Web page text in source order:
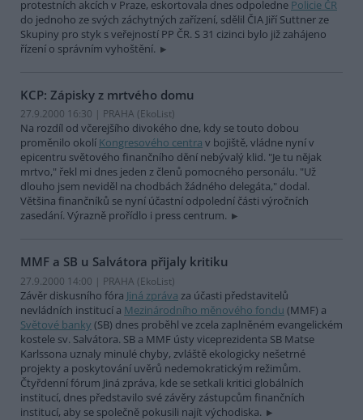
protestních akcích v Praze, eskortovala dnes odpoledne Policie ČR
do jednoho ze svých záchytných zařízení, sdělil ČIA Jiří Suttner ze
Skupiny pro styk s veřejností PP ČR. S 31 cizinci bylo již zahájeno
řízení o správním vyhoštění.
KCP: Zápisky z mrtvého domu
27.9.2000 16:30 | PRAHA (EkoList)
Na rozdíl od včerejšího divokého dne, kdy se touto dobou
proměnilo okolí Kongresového centra v bojiště, vládne nyní v
epicentru světového finančního dění nebývalý klid. "Je tu nějak
mrtvo," řekl mi dnes jeden z členů pomocného personálu. "Už
dlouho jsem neviděl na chodbách žádného delegáta," dodal.
Většina finančníků se nyní účastní odpolední části výročních
zasedání. Výrazně prořídlo i press centrum.
MMF a SB u Salvátora přijaly kritiku
27.9.2000 14:00 | PRAHA (EkoList)
Závěr diskusního fóra Jiná zpráva za účasti představitelů
nevládních institucí a Mezinárodního měnového fondu (MMF) a
Světové banky (SB) dnes proběhl ve zcela zaplněném evangelickém
kostele sv. Salvátora. SB a MMF ústy viceprezidenta SB Matse
Karlssona uznaly minulé chyby, zvláště ekologicky nešetrné
projekty a poskytování uvěrů nedemokratickým režimům.
Čtyřdenní fórum Jiná zpráva, kde se setkali kritici globálních
institucí, dnes představilo své závěry zástupcům finančních
institucí, aby se společně pokusili najít východiska.